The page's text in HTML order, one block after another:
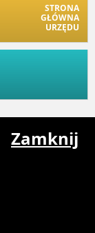
STRONA
GŁÓWNA
URZĘDU
Zamknij